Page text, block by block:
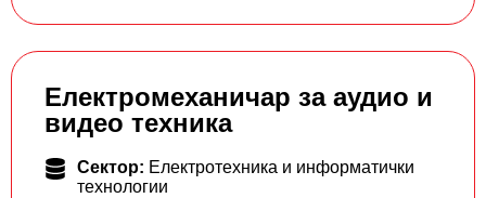
Електромеханичар за аудио и
видео техника
Сектор: Електротехника и информатички
технологии